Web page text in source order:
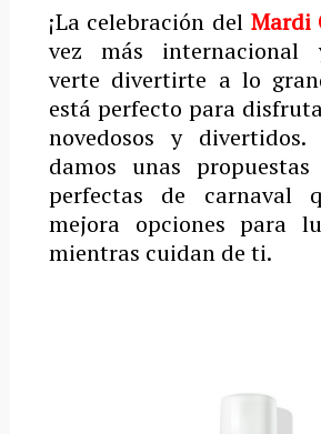
¡La celebración del Mardi
vez más internacional
verte divertirte a lo
está perfecto para
novedosos y divertidos.
damos unas
perfectas de carnaval
mejora opciones para
mientras cuidan de ti.